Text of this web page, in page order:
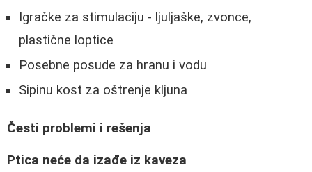
Igračke za stimulaciju - ljuljaške, zvonce,
plastične loptice
Posebne posude za hranu i vodu
Sipinu kost za oštrenje kljuna
Česti problemi i rešenja
Ptica neće da izađe iz kaveza